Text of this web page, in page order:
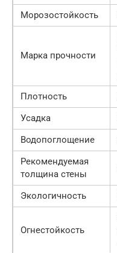
Морозостойкость
Марка прочности
Плотность
Усадка
Водопоглощение
Рекомендуемая
толщина стены
Экологичность
Огнестойкость